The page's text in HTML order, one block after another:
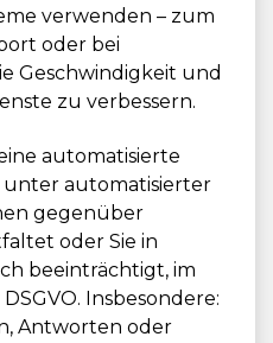
verwenden – zum
oder bei
Geschwindigkeit und
zu verbessern.
automatisierte
automatisierter
gegenüber
oder Sie in
beeinträchtigt, im
Insbesondere:
Antworten oder